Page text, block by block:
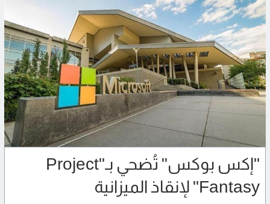
"إكس بوكس" تُضحي بـ"Project
Fantasy" لإنقاذ الميزانية